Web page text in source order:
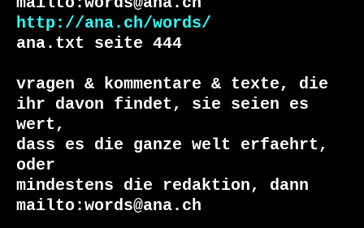
http://ana.ch/words/
ana.txt seite 444
vragen & kommentare & texte, die
ihr davon findet, sie seien es
wert,
dass es die ganze welt erfaehrt,
oder
mindestens die redaktion, dann
mailto:words@ana.ch